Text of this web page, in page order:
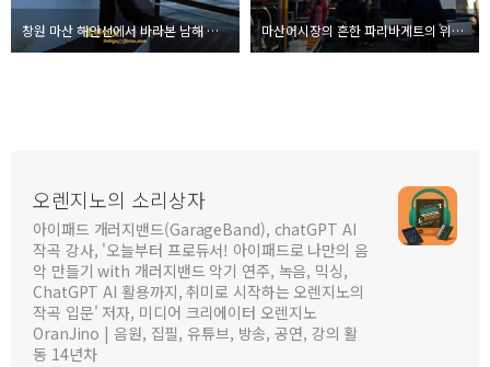
창원 마산 해안선에서 바라본 남해 풍경 - 마산간지노 마산어시장의 흔한 파리바게트의 위엄 - 마산간지노
오렌지노의 소리상자
아이패드 개러지밴드(GarageBand), chatGPT AI
작곡 강사, '오늘부터 프로듀서! 아이패드로 나만의 음
악 만들기 with 개러지밴드 악기 연주, 녹음, 믹싱,
ChatGPT AI 활용까지, 취미로 시작하는 오렌지노의
작곡 입문' 저자, 미디어 크리에이터 오렌지노
OranJino | 음원, 집필, 유튜브, 방송, 공연, 강의 활
동 14년차